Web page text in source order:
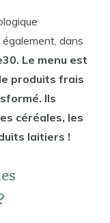
dans
Le menu est
produits frais
Ils
céréales, les
laitiers !